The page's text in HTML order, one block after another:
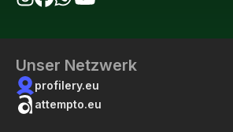
Unser Netzwerk
profilery.eu
attempto.eu